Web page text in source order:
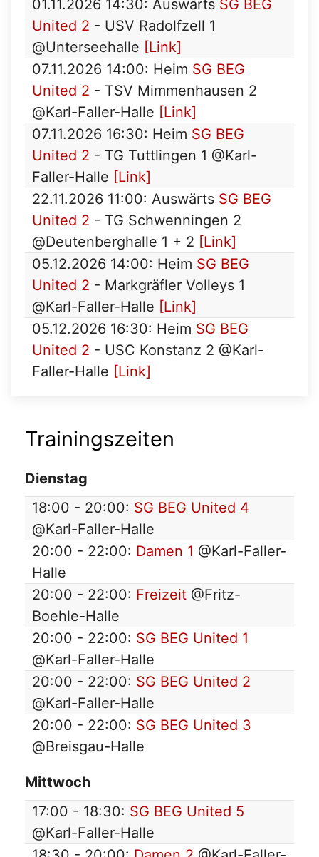
01.11.2026 14:30: Auswärts SG BEG
United 2 - USV Radolfzell 1
@Unterseehalle [Link]
07.11.2026 14:00: Heim SG BEG
United 2 - TSV Mimmenhausen 2
@Karl-Faller-Halle [Link]
07.11.2026 16:30: Heim SG BEG
United 2 - TG Tuttlingen 1 @Karl-
Faller-Halle [Link]
22.11.2026 11:00: Auswärts SG BEG
United 2 - TG Schwenningen 2
@Deutenberghalle 1 + 2 [Link]
05.12.2026 14:00: Heim SG BEG
United 2 - Markgräfler Volleys 1
@Karl-Faller-Halle [Link]
05.12.2026 16:30: Heim SG BEG
United 2 - USC Konstanz 2 @Karl-
Faller-Halle [Link]
Trainingszeiten
Dienstag
18:00 - 20:00: SG BEG United 4
@Karl-Faller-Halle
20:00 - 22:00: Damen 1 @Karl-Faller-
Halle
20:00 - 22:00: Freizeit @Fritz-
Boehle-Halle
20:00 - 22:00: SG BEG United 1
@Karl-Faller-Halle
20:00 - 22:00: SG BEG United 2
@Karl-Faller-Halle
20:00 - 22:00: SG BEG United 3
@Breisgau-Halle
Mittwoch
17:00 - 18:30: SG BEG United 5
@Karl-Faller-Halle